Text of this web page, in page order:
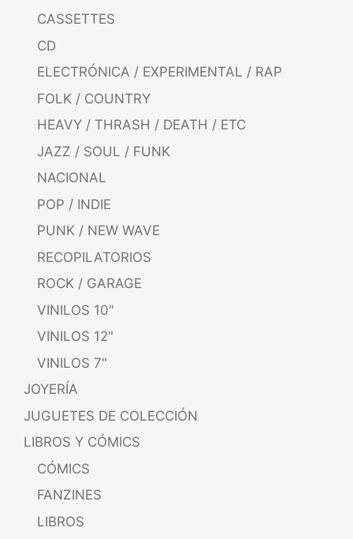
CASSETTES
CD
ELECTRÓNICA / EXPERIMENTAL / RAP
FOLK / COUNTRY
HEAVY / THRASH / DEATH / ETC
JAZZ / SOUL / FUNK
NACIONAL
POP / INDIE
PUNK / NEW WAVE
RECOPILATORIOS
ROCK / GARAGE
VINILOS 10"
VINILOS 12"
VINILOS 7"
JOYERÍA
JUGUETES DE COLECCIÓN
LIBROS Y CÓMICS
CÓMICS
FANZINES
LIBROS